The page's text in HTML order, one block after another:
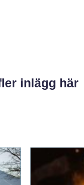
inlägg här